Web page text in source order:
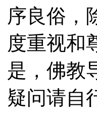
序良俗，
度重视和
是，佛教
疑问请自